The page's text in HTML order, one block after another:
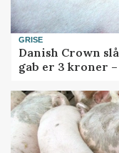
GRISE
Danish Crown
gab er 3 kroner